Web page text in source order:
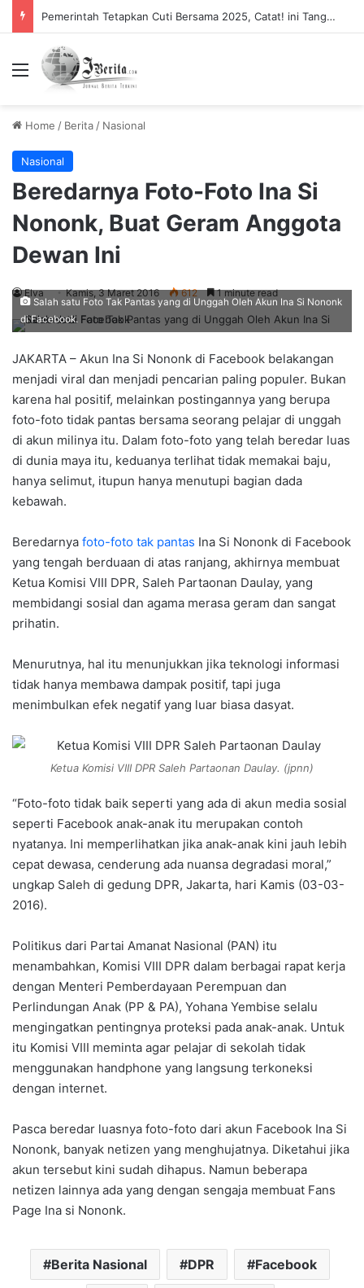
Pemerintah Tetapkan Cuti Bersama 2025, Catat! ini Tanggalnya
Menu
Home / Berita / Nasional
Nasional
Beredarnya Foto-Foto Ina Si
Nononk, Buat Geram Anggota
Dewan Ini
Elva Kamis, 3 Maret 2016 612 1 minute read
Salah satu Foto Tak Pantas yang di Unggah Oleh Akun Ina Si Nononk
di Facebook.
JAKARTA – Akun Ina Si Nononk di Facebook belakangan
menjadi viral dan menjadi pencarian paling populer. Bukan
karena hal positif, melainkan postingannya yang berupa
foto-foto tidak pantas bersama seorang pelajar di unggah
di akun milinya itu. Dalam foto-foto yang telah beredar luas
di dunia maya itu, keduanya terlihat tidak memakai baju,
hanya selimut, itupun hanya menutupi bagian dada
kebawah.
Beredarnya foto-foto tak pantas Ina Si Nononk di Facebook
yang tengah berduaan di atas ranjang, akhirnya membuat
Ketua Komisi VIII DPR, Saleh Partaonan Daulay, yang
membidangi sosial dan agama merasa geram dan sangat
prihatin.
Menurutnya, hal itu menunjukkan jika teknologi informasi
tidak hanya membawa dampak positif, tapi juga
menimbulkan efek negatif yang luar biasa dasyat.
Ketua Komisi VIII DPR Saleh Partaonan Daulay. (jpnn)
“Foto-foto tidak baik seperti yang ada di akun media sosial
seperti Facebook anak-anak itu merupakan contoh
nyatanya. Ini memperlihatkan jika anak-anak kini jauh lebih
cepat dewasa, cenderung ada nuansa degradasi moral,”
ungkap Saleh di gedung DPR, Jakarta, hari Kamis (03-03-
2016).
Politikus dari Partai Amanat Nasional (PAN) itu
menambahkan, Komisi VIII DPR dalam berbagai rapat kerja
dengan Menteri Pemberdayaan Perempuan dan
Perlindungan Anak (PP & PA), Yohana Yembise selalu
mengingatkan pentingnya proteksi pada anak-anak. Untuk
itu Komisi VIII meminta agar pelajar di sekolah tidak
menggunakan handphone yang langsung terkoneksi
dengan internet.
Pasca beredar luasnya foto-foto dari akun Facebook Ina Si
Nononk, banyak netizen yang menghujatnya. Diketahui jika
akun tersebut kini sudah dihapus. Namun beberapa
netizen lainnya ada yang dengan sengaja membuat Fans
Page Ina si Nononk.
Berita Nasional DPR Facebook